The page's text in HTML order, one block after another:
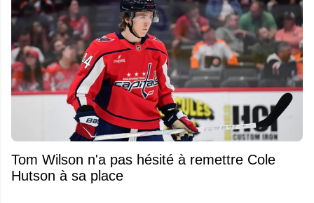
Tom Wilson n'a pas hésité à remettre Cole
Hutson à sa place